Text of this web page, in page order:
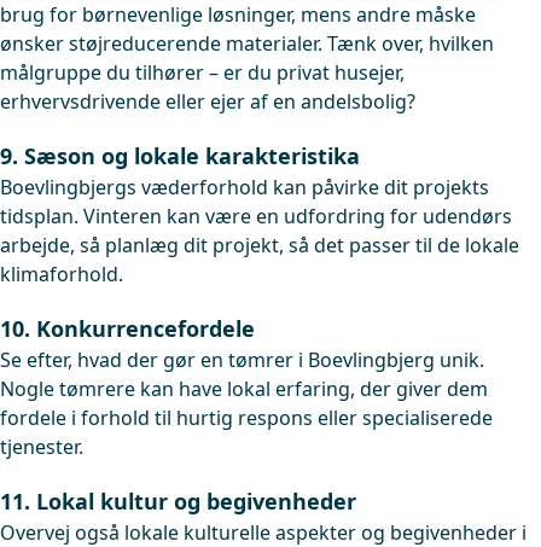
brug for børnevenlige løsninger, mens andre måske
ønsker støjreducerende materialer. Tænk over, hvilken
målgruppe du tilhører – er du privat husejer,
erhvervsdrivende eller ejer af en andelsbolig?
9. Sæson og lokale karakteristika
Boevlingbjergs væderforhold kan påvirke dit projekts
tidsplan. Vinteren kan være en udfordring for udendørs
arbejde, så planlæg dit projekt, så det passer til de lokale
klimaforhold.
10. Konkurrencefordele
Se efter, hvad der gør en tømrer i Boevlingbjerg unik.
Nogle tømrere kan have lokal erfaring, der giver dem
fordele i forhold til hurtig respons eller specialiserede
tjenester.
11. Lokal kultur og begivenheder
Overvej også lokale kulturelle aspekter og begivenheder i